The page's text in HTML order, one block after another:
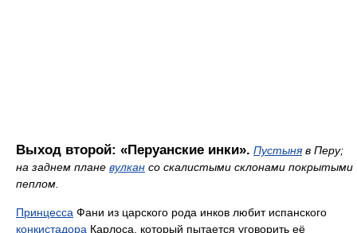
Выход второй: «Перуанские инки». Пустыняв Перу;
на заднем плане вулкан со скалистыми склонами покрытыми
пеплом.
Принцесса Фани из царского рода инков любит испанского
конкистадора Карлоса, который пытается уговорить её